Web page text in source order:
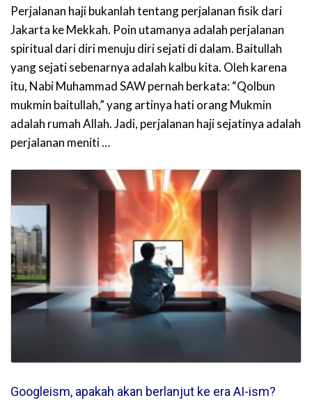
Perjalanan haji bukanlah tentang perjalanan fisik dari
Jakarta ke Mekkah. Poin utamanya adalah perjalanan
spiritual dari diri menuju diri sejati di dalam. Baitullah
yang sejati sebenarnya adalah kalbu kita. Oleh karena
itu, Nabi Muhammad SAW pernah berkata: “Qolbun
mukmin baitullah,” yang artinya hati orang Mukmin
adalah rumah Allah. Jadi, perjalanan haji sejatinya adalah
perjalanan meniti …
Googleism, apakah akan berlanjut ke era AI-ism?